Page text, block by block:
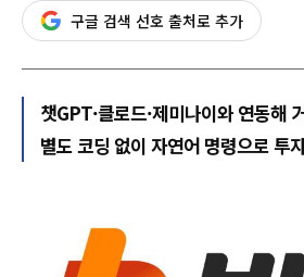
구글 검색 선호 출처로 추가
챗GPT·클로드·제미나이와 연동해
별도 코딩 없이 자연어 명령으로 투